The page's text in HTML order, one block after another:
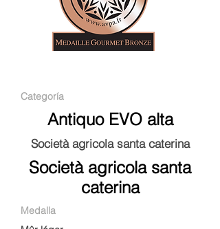
Categoría
Antiquo EVO alta
Società agricola santa caterina
Società agricola santa
caterina
Medalla